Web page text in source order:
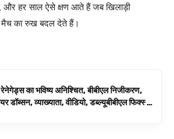
और हर साल ऐसे क्षण आते हैं जब खिलाड़ी
का रुख बदल देते हैं।
का भविष्य अनिश्चित, बीबीएल निजीकरण,
डॉब्सन, व्याख्याता, वीडियो, डब्ल्यूबीबीएल फिक्स्चर